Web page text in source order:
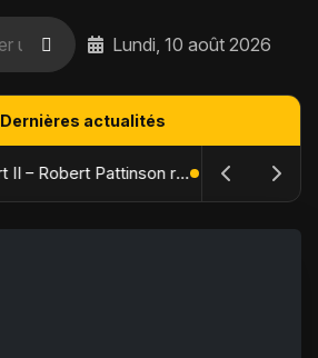
Lundi, 10 août 2026
Dernières actualités
The Batman : Part II – Robert Pattinson replonge dans les ténèbres de Gotham dès octobre 2027